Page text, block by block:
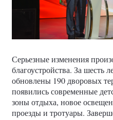
Серьезные изменения
благоустройства. За шесть
обновлены 190 дворовых
появились современные
зоны отдыха, новое
проезды и тротуары.